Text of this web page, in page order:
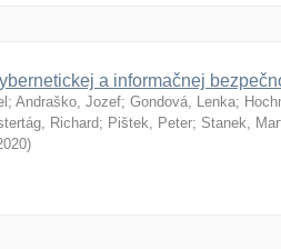
a informačnej
; Andraško, Jozef; Gondová, Lenka;
Richard; Pištek, Peter; Stanek,
)